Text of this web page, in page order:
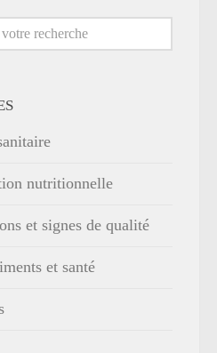
nutritionnelle
et signes de qualité
et santé